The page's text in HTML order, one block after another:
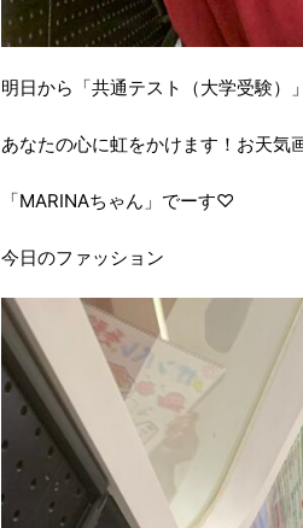
明日から「共通テスト（大学受験）
あなたの心に虹をかけます！お天気
「MARINAちゃん」でーす♡
今日のファッション